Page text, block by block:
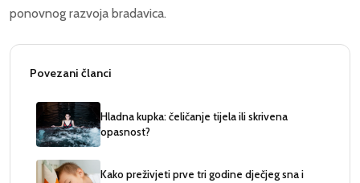
ponovnog razvoja bradavica.
Povezani članci
Hladna kupka: čeličanje tijela ili skrivena
opasnost?
Kako preživjeti prve tri godine dječjeg sna i